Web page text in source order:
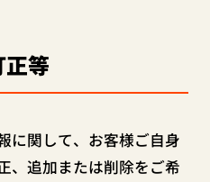
等
に関して、お客様ご自身
、追加または削除をご希